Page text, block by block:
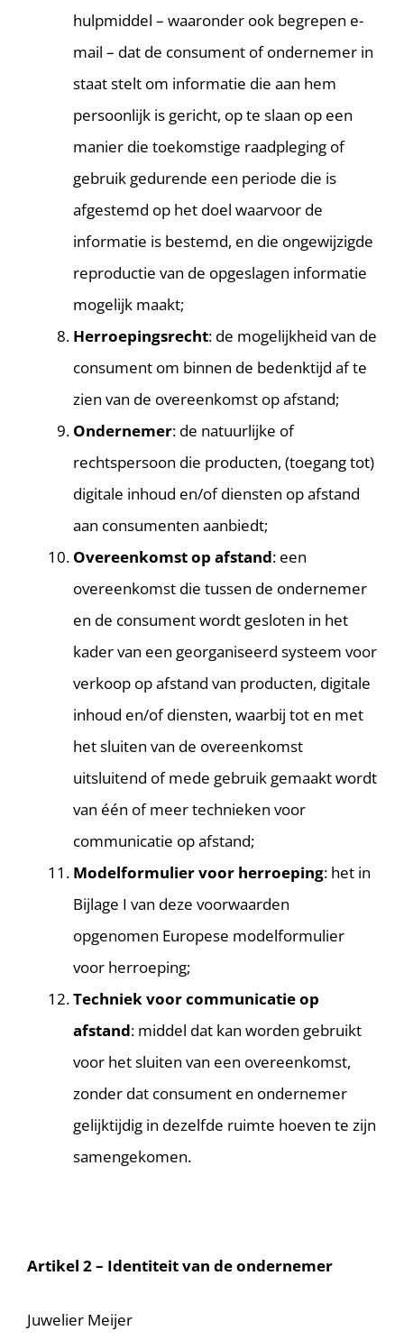
hulpmiddel – waaronder ook begrepen e-
mail – dat de consument of ondernemer in
staat stelt om informatie die aan hem
persoonlijk is gericht, op te slaan op een
manier die toekomstige raadpleging of
gebruik gedurende een periode die is
afgestemd op het doel waarvoor de
informatie is bestemd, en die ongewijzigde
reproductie van de opgeslagen informatie
mogelijk maakt;
Herroepingsrecht: de mogelijkheid van de
consument om binnen de bedenktijd af te
zien van de overeenkomst op afstand;
Ondernemer: de natuurlijke of
rechtspersoon die producten, (toegang tot)
digitale inhoud en/of diensten op afstand
aan consumenten aanbiedt;
Overeenkomst op afstand: een
overeenkomst die tussen de ondernemer
en de consument wordt gesloten in het
kader van een georganiseerd systeem voor
verkoop op afstand van producten, digitale
inhoud en/of diensten, waarbij tot en met
het sluiten van de overeenkomst
uitsluitend of mede gebruik gemaakt wordt
van één of meer technieken voor
communicatie op afstand;
Modelformulier voor herroeping: het in
Bijlage I van deze voorwaarden
opgenomen Europese modelformulier
voor herroeping;
Techniek voor communicatie op
afstand: middel dat kan worden gebruikt
voor het sluiten van een overeenkomst,
zonder dat consument en ondernemer
gelijktijdig in dezelfde ruimte hoeven te zijn
samengekomen.
Artikel 2 – Identiteit van de ondernemer
Juwelier Meijer